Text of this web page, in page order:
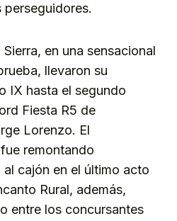
perseguidores.
en una sensacional
llevaron su
IX hasta el segundo
Fiesta R5 de
Lorenzo. El
remontando
cajón en el último acto
Rural, además,
entre los concursantes